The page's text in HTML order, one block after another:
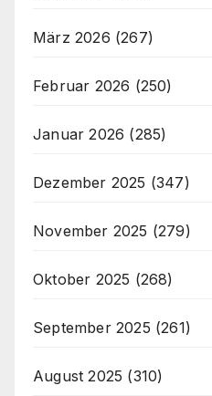
März 2026 (267)
Februar 2026 (250)
Januar 2026 (285)
Dezember 2025 (347)
November 2025 (279)
Oktober 2025 (268)
September 2025 (261)
August 2025 (310)